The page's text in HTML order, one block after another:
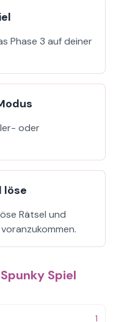
Phase 3 auf deiner
oder
löse
Rätsel und
Spiel
1